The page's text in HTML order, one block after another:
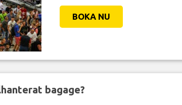
BOKA NU
bagage?